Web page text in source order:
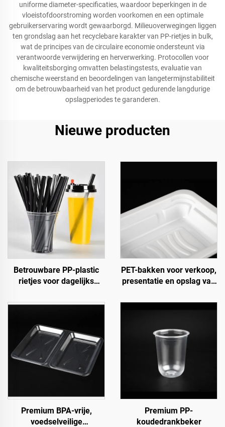
uniforme diameter-specificaties, waardoor beperkingen in de
vloeistofdoorstroming worden voorkomen en een optimale
gebruikerservaring wordt gewaarborgd. Milieuoverwegingen liggen
ten grondslag aan het recyclebare karakter van PP-rietjes in bulk,
wat de principes van de circulaire economie ondersteunt via
verantwoorde verwijdering en herverwerking. Protocollen voor
kwaliteitsborging omvatten belastingstests, evaluatie van
chemische weerstand en beoordelingen van langetermijnstabiliteit
om de betrouwbaarheid van het product gedurende langdurige
opslagperiodes te garanderen.
Nieuwe producten
Betrouwbare PP-plastic
rietjes voor dagelijks
PET-bakken voor verkoop,
presentatie en opslag van
Premium BPA-vrije,
voedselveilige
Premium PP-
koudedrankbeker